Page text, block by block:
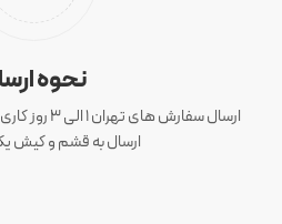
نحوه
ارسال به قشم و کیش